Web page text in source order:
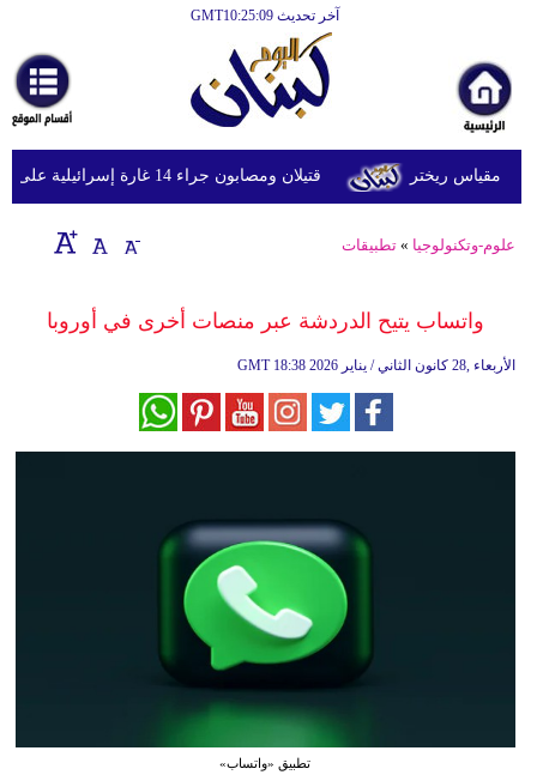
آخر تحديث GMT10:25:09
أخبارعاجلة
رياضة
ثقافة
إقتصاد
وموسيقى
قتيلان ومصابون جراء 14 غارة إسرائيلية على شرق وجنوب لبنان
علوم-وتكنولوجيا »تطبيقات
واتساب يتيح الدردشة عبر منصات أخرى في أوروبا
GMT 18:38 2026 الأربعاء ,28 كانون الثاني / يناير
تطبيق «واتساب»